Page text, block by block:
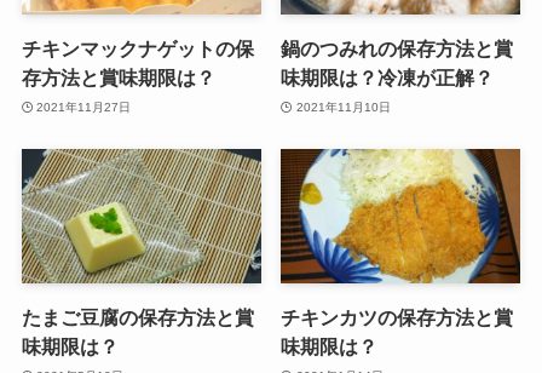
チキンマックナゲットの保
存方法と賞味期限は？
2021年11月27日
鍋のつみれの保存方法と賞
味期限は？冷凍が正解？
2021年11月10日
たまご豆腐の保存方法と賞
味期限は？
チキンカツの保存方法と賞
味期限は？